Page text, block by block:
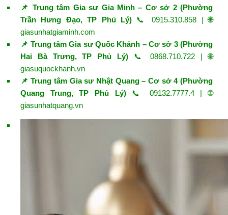
📌 Trung tâm Gia sư Gia Minh – Cơ sở 2 (Phường
Trần Hưng Đạo, TP Phủ Lý) 📞 0915.310.858 | 🌐
giasunhatgiaminh.com
📌 Trung tâm Gia sư Quốc Khánh – Cơ sở 3 (Phường
Hai Bà Trưng, TP Phủ Lý) 📞 0868.710.722 | 🌐
giasuquockhanh.vn
📌 Trung tâm Gia sư Nhật Quang – Cơ sở 4 (Phường
Quang Trung, TP Phủ Lý)📞 09132.7777.4 | 🌐
giasunhatquang.vn